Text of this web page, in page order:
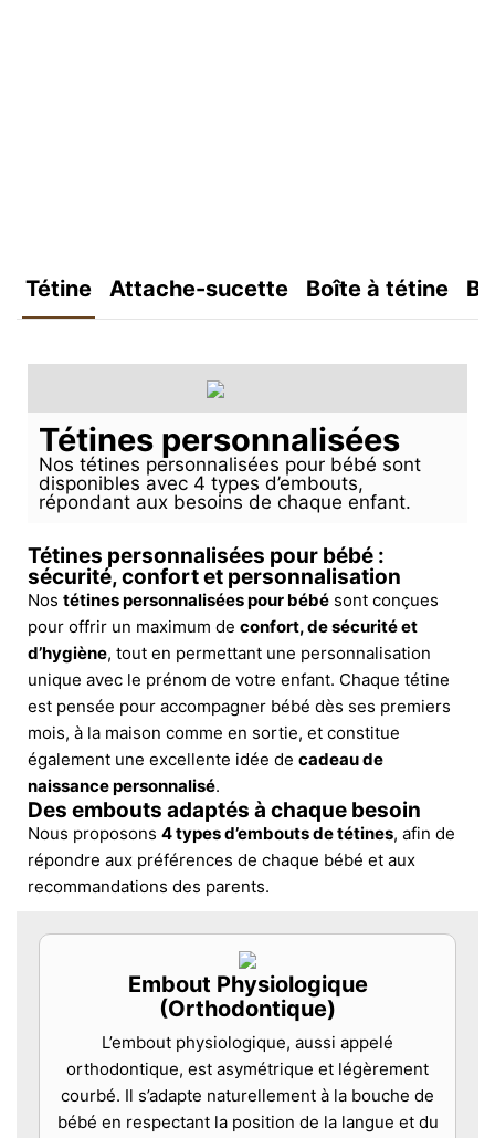
Tétine Attache-sucette Boîte à tétine
Tétines personnalisées
Nos tétines personnalisées pour bébé sont
disponibles avec 4 types d’embouts,
répondant aux besoins de chaque enfant.
Tétines personnalisées pour bébé :
sécurité, confort et personnalisation
Nos tétines personnalisées pour bébé sont conçues
pour offrir un maximum de confort, de sécurité et
d’hygiène, tout en permettant une personnalisation
unique avec le prénom de votre enfant. Chaque tétine
est pensée pour accompagner bébé dès ses premiers
mois, à la maison comme en sortie, et constitue
également une excellente idée de cadeau de
naissance personnalisé.
Des embouts adaptés à chaque besoin
Nous proposons 4 types d’embouts de tétines, afin de
répondre aux préférences de chaque bébé et aux
recommandations des parents.
Embout Physiologique
(Orthodontique)
L’embout physiologique, aussi appelé
orthodontique, est asymétrique et légèrement
courbé. Il s’adapte naturellement à la bouche de
bébé en respectant la position de la langue et du